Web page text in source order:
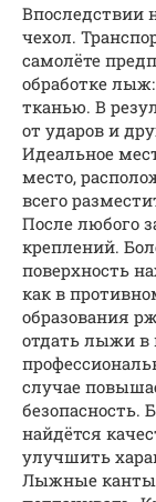
Впоследствии
чехол.
самолёте
обработке
тканью. В
от ударов и
Идеальное
место,
всего
После любого
креплений.
поверхность
как в
образования
отдать лыжи в
случае
безопасность.
найдётся
улучшить
Лыжные канты